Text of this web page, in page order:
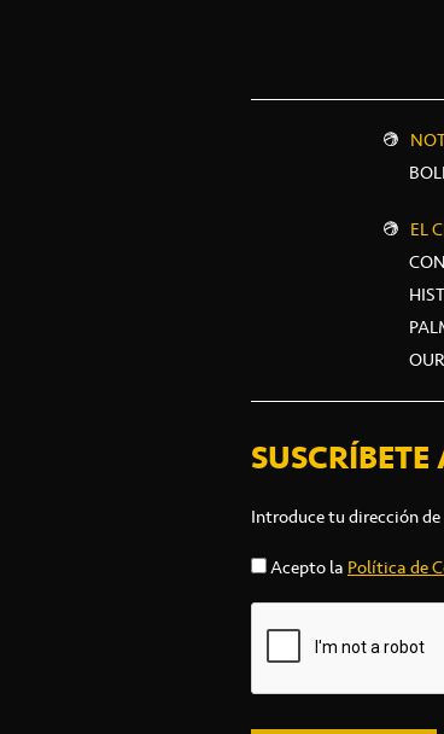
EL
Introduce tu dirección
Acepto la Política de